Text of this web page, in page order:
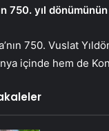
750. yıl
750. Vuslat
içinde hem de